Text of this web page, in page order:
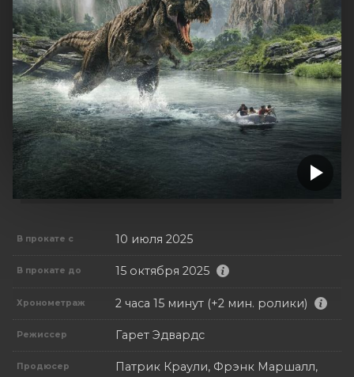
В прокате с 10 июля 2025
В прокате до 15 октября 2025
Хронометраж 2 часа 15 минут (+2 мин. ролики)
Режиссер Гарет Эдвардс
Продюсер
Патрик Краули, Фрэнк Маршалл,